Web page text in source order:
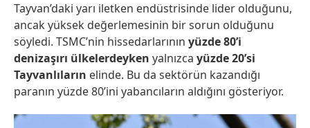
Tayvan’daki yarı iletken endüstrisinde lider olduğunu,
ancak yüksek değerlemesinin bir sorun olduğunu
söyledi. TSMC’nin hissedarlarının yüzde 80’i
denizaşırı ülkelerdeyken yalnızca yüzde 20’si
Tayvanlıların elinde. Bu da sektörün kazandığı
paranın yüzde 80’ini yabancıların aldığını gösteriyor.